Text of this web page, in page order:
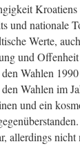
und nationale
Werte,
und
Wahlen
Wahlen im
und ein
allerdings